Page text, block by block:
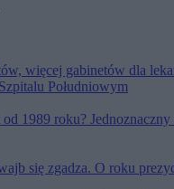
więcej gabinetów dla
Południowym
1989 roku?
się zgadza. O roku